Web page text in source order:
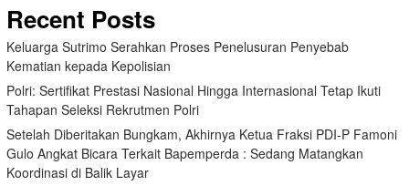
Recent Posts
Keluarga Sutrimo Serahkan Proses Penelusuran Penyebab
Kematian kepada Kepolisian
Polri: Sertifikat Prestasi Nasional Hingga Internasional Tetap Ikuti
Tahapan Seleksi Rekrutmen Polri
Setelah Diberitakan Bungkam, Akhirnya Ketua Fraksi PDI-P Famoni
Gulo Angkat Bicara Terkait Bapemperda : Sedang Matangkan
Koordinasi di Balik Layar